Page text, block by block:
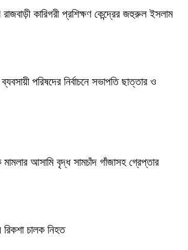
রাজবাড়ী কারিগরী প্রশিক্ষণ কেন্দ্রের জহুরুল ইসলাম
পরিষদের নির্বাচনে সভাপতি ছাত্তার ও
মামলার আসামি বৃদ্ধ সামচাঁদ গাঁজাসহ গ্রেপ্তার
রিকশা চালক নিহত